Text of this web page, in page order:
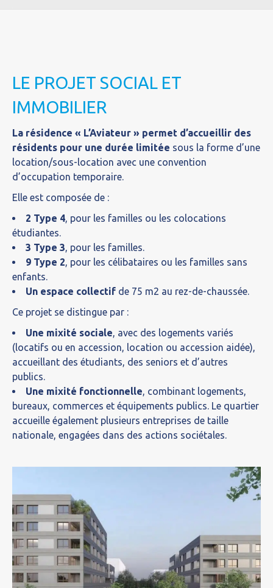
LE PROJET SOCIAL ET
IMMOBILIER
La résidence « L’Aviateur » permet d’accueillir des
résidents pour une durée limitée sous la forme d’une
location/sous-location avec une convention
d’occupation temporaire.
Elle est composée de :
2 Type 4, pour les familles ou les colocations
étudiantes.
3 Type 3, pour les familles.
9 Type 2, pour les célibataires ou les familles sans
enfants.
Un espace collectif de 75 m2 au rez-de-chaussée.
Ce projet se distingue par :
Une mixité sociale, avec des logements variés
(locatifs ou en accession, location ou accession aidée),
accueillant des étudiants, des seniors et d’autres
publics.
Une mixité fonctionnelle, combinant logements,
bureaux, commerces et équipements publics. Le quartier
accueille également plusieurs entreprises de taille
nationale, engagées dans des actions sociétales.